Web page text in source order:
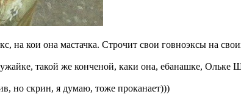
на кои она мастачка. Строчит свои говноэксы на
такой же конченой, каки она, ебанашке,
но скрин, я думаю, тоже проканает)))